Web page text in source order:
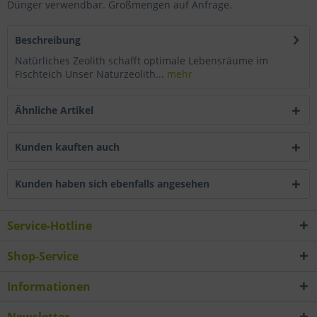
Dünger verwendbar. Großmengen auf Anfrage.
Beschreibung
Natürliches Zeolith schafft optimale Lebensräume im
Fischteich Unser Naturzeolith... mehr
Ähnliche Artikel
Kunden kauften auch
Kunden haben sich ebenfalls angesehen
Service-Hotline
Shop-Service
Informationen